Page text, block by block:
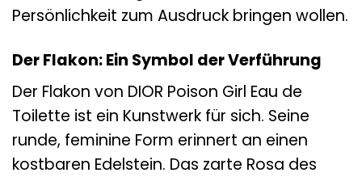
Persönlichkeit zum Ausdruck bringen wollen.
Der Flakon: Ein Symbol der Verführung
Der Flakon von DIOR Poison Girl Eau de
Toilette ist ein Kunstwerk für sich. Seine
runde, feminine Form erinnert an einen
kostbaren Edelstein. Das zarte Rosa des